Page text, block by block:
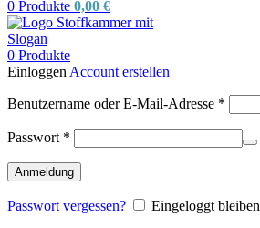
0 Produkte 0,00 €
0 Produkte
Einloggen Account erstellen
Benutzername oder E-Mail-Adresse *
Passwort *
Anmeldung
Passwort vergessen? Eingeloggt bleiben